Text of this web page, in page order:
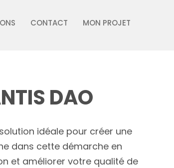
CONTACT MON PROJET
DAO
idéale pour créer une
dans cette démarche en
et améliorer votre qualité de